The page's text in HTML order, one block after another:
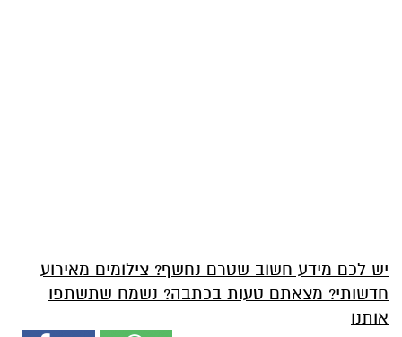
יש לכם מידע חשוב שטרם נחשף? צילומים מאירוע
חדשותי? מצאתם טעות בכתבה? נשמח שתשתפו
אותנו